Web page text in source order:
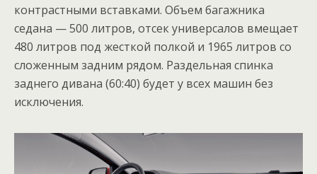
контрастными вставками. Объем багажника
седана — 500 литров, отсек универсалов вмещает
480 литров под жесткой полкой и 1965 литров со
сложенным задним рядом. Раздельная спинка
заднего дивана (60:40) будет у всех машин без
исключения.